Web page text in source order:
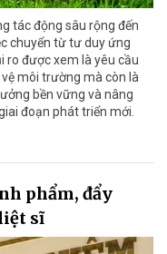
tác động sâu rộng đến
chuyển từ tư duy ứng
ro được xem là yêu cầu
môi trường mà còn là
bền vững và nâng
đoạn phát triển mới.
phẩm, đẩy
sĩ